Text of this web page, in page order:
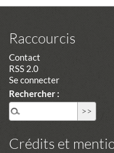
Raccourcis
Contact
RSS 2.0
Se connecter
Rechercher :
Crédits et